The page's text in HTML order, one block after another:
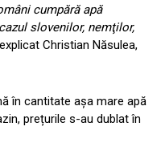
cumpără apă
slovenilor, nemţilor,
Christian Năsulea,
în cantitate așa mare apă
prețurile s-au dublat în